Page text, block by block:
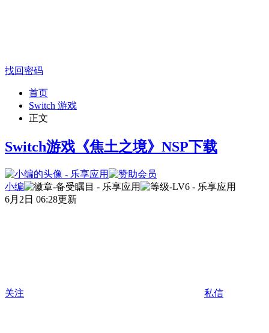
找回密码
首页
Switch 游戏
正文
Switch游戏《焦土之境》NSP下载
小编
6月2日 06:28更新
关注 私信